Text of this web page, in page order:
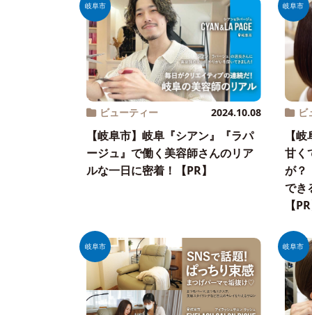
岐阜市
ビューティー 2024.10.08
【岐阜市】岐阜『シアン』『ラパ
ージュ』で働く美容師さんのリア
ルな一日に密着！【PR】
岐阜市
ビ
【
甘く
が？
でき
【PR
岐阜市 岐阜市